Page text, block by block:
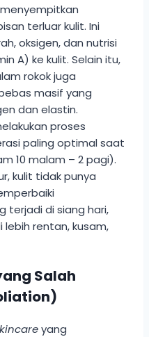
terluar kulit. Ini
oksigen, dan nutrisi
A) ke kulit. Selain itu,
rokok juga
masif yang
dan elastin.
proses
paling optimal saat
10 malam – 2 pagi).
kulit tidak punya
terjadi di siang hari,
rentan, kusam,
Salah
yang